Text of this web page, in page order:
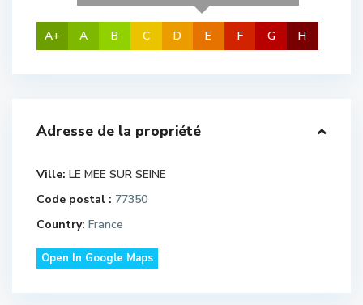
A+ A B C D E F G H
Adresse de la propriété
Ville: LE MEE SUR SEINE
Code postal : 77350
Country: France
Open In Google Maps